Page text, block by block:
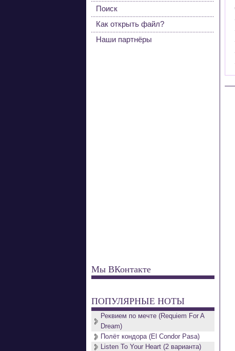
Поиск
Как открыть файл?
Наши партнёры
Мы ВКонтакте
ПОПУЛЯРНЫЕ НОТЫ
Реквием по мечте (Requiem For A
Dream)
Полёт кондора (El Condor Pasa)
Listen To Your Heart (2 варианта)